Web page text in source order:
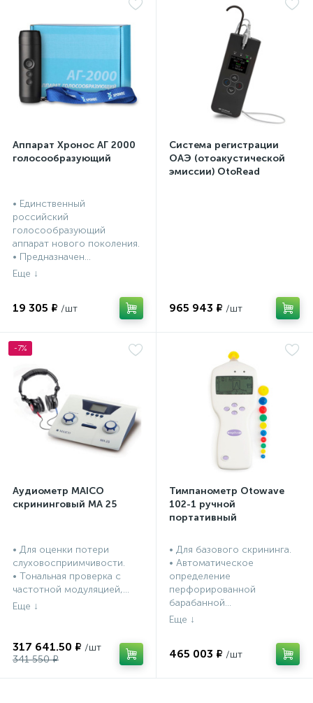
Аппарат Хронос АГ 2000
голосообразующий
• Единственный
российский
голосообразующий
аппарат нового поколения.
• Предназначен...
19 305 ₽
Система регистрации
ОАЭ (отоакустической
эмиссии) OtoRead
965 943 ₽
-7%
Аудиометр MAICO
скрининговый МА 25
• Для оценки потери
слуховосприимчивости.
• Тональная проверка с
частотной модуляцией,...
317 641.50 ₽
341 550 ₽
Тимпанометр Otowave
102-1 ручной
портативный
• Для базового скрининга.
• Автоматическое
определение
перфорированной
барабанной...
465 003 ₽